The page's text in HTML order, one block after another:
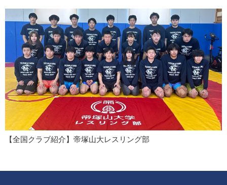
【全国クラブ紹介】帝塚山大レスリング部